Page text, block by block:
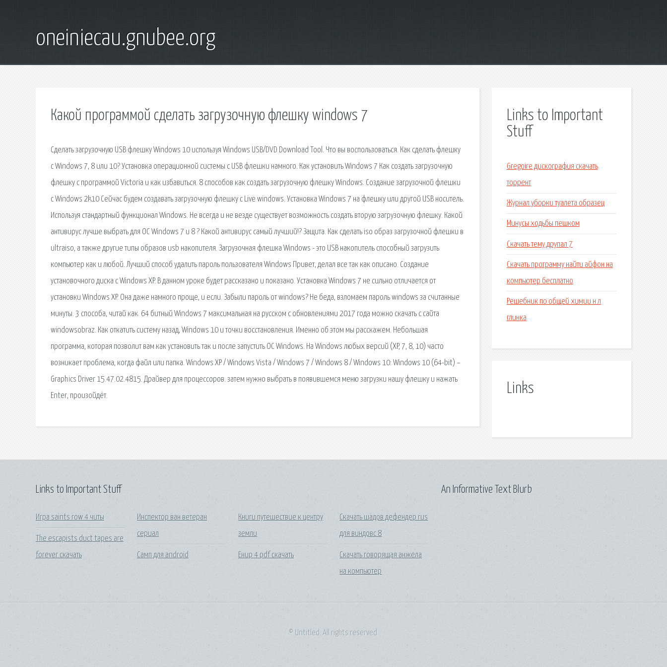
oneiniecau.gnubee.org
Какой программой сделать загрузочную флешку windows 7
Сделать загрузочную USB флешку Windows 10 используя Windows USB/DVD Download Tool. Что вы воспользоваться. Как сделать флешку
с Windows 7, 8 или 10? Установка операционной системы с USB флешки намного. Как установить Windows 7 Как создать загрузочную
флешку с программой Victoria и как избавиться. 8 способов как создать загрузочную флешку Windows. Создание загрузочной флешки
с Windows 2k10 Сейчас будем создавать загрузочную флешку с Live windows. Установка Windows 7 на флешку или другой USB носитель.
Используя стандартный функционал Windows. Не всегда и не везде существует возможность создать вторую загрузочную флешку. Какой
антивирус лучше выбрать для ОС Windows 7 и 8 ? Какой антивирус самый лучший!? Защита. Как сделать iso образ загрузочной флешки в
ultraiso, а также другие типы образов usb накопителя. Загрузочная флешка Windows - это USB накопитель способный загрузить
компьютер как и любой. Лучший способ удалить пароль пользователя Windows Привет, делал все так как описано. Создание
установочного диска с Windows XP. В данном уроке будет рассказано и показано. Установка Windows 7 не сильно отличается от
установки Windows XP. Она даже намного проще, и если. Забыли пароль от windows? Не беда, взломаем пароль windows за считанные
минуты. 3 способа, читай как. 64 битный Windows 7 максимальная на русском с обновлениями 2017 года можно скачать с сайта
windowsobraz. Как откатить систему назад, Windows 10 и точки восстановления. Именно об этом мы расскажем. Небольшая
программа, которая позволит вам как установить так и после запустить ОС Windows. На Windows любых версий (XP, 7, 8, 10) часто
возникает проблема, когда файл или папка. Windows XP / Windows Vista / Windows 7 / Windows 8 / Windows 10: Windows 10 (64-bit) –
Graphics Driver 15.47.02.4815. Драйвер для процессоров. затем нужно выбрать в появившемся меню загрузки нашу флешку и нажать
Enter, произойдёт.
Links to Important
Stuff
Gregoire дискография скачать
торрент
Журнал уборки туалета образец
Минусы ходьбы пешком
Скачать тему друпал 7
Скачать программу найти айфон на
компьютер бесплатно
Решебник по общей химии н л
глинка
Links
Links to Important Stuff
Игра saints row 4 читы
The escapists duct tapes are
forever скачать
Инспектор ван ветеран
сериал
Самп для android
Книги путешествие к центру
земли
Енир 4 pdf скачать
Скачать шадов дефендер rus
для виндовс 8
Скачать говорящая анжела
на компьютер
An Informative Text Blurb
© Untitled. All rights reserved.